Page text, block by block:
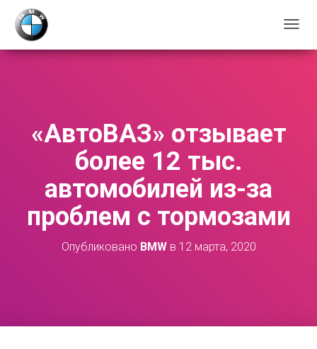
Е
«АвтоВАЗ» отзывает
более 12 тыс.
автомобилей из-за
проблем с тормозами
Опубликовано BMWв 12 марта, 2020